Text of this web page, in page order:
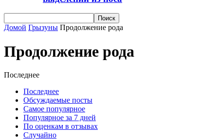
Домой Грызуны Продолжение рода
Продолжение рода
Последнее
Последнее
Обсуждаемые посты
Самое популярное
Популярное за 7 дней
По оценкам в отзывах
Случайно